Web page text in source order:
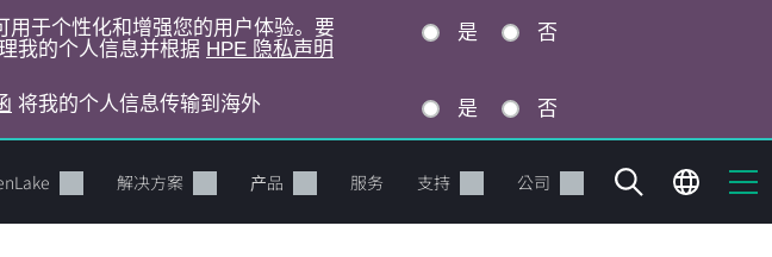
于个性化和增强您的用户体验。要
我的个人信息并根据 HPE 隐私声明
是 否
将我的个人信息传输到海外 是 否
解决方案 产品 服务 支持 公司